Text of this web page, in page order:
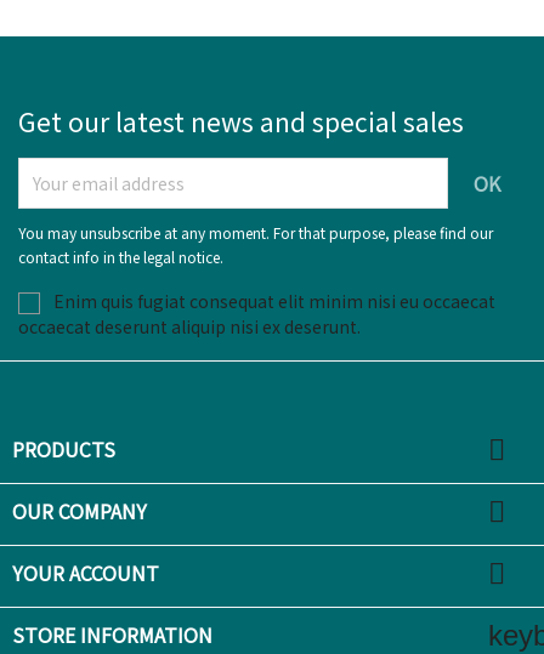
Get our latest news and special sales
You may unsubscribe at any moment. For that purpose, please find our
contact info in the legal notice.
Enim quis fugiat consequat elit minim nisi eu occaecat
occaecat deserunt aliquip nisi ex deserunt.
PRODUCTS 
OUR COMPANY 
YOUR ACCOUNT 
STORE INFORMATION